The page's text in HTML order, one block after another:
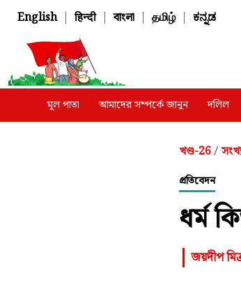
English | हिन्दी | বাংলা | தமிழ் | ಕನ್ನಡ
মূল পাতা আমাদের সম্পর্কে জানুন দলিল
খণ্ড-26 /
প্রতিবেদন
ধর্ম
জয়দীপ